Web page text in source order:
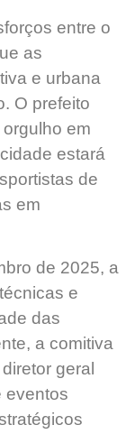
entre o
as
e urbana
O prefeito
em
estará
de
em
de 2025, a
e
das
a comitiva
geral
eventos